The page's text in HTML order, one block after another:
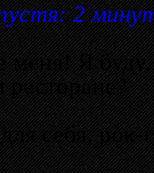
2
меня! Я
ресторане?
себя, рок-